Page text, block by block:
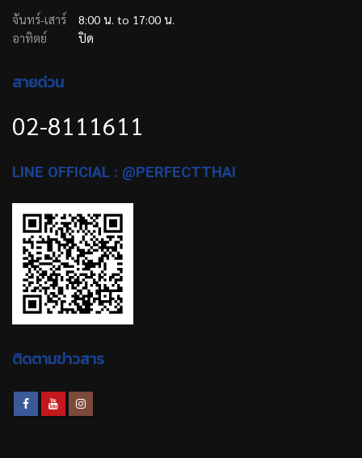
จันทร์-เสาร์
8:00 น. to 17:00 น.
อาทิตย์
ปิด
สายด่วน
02-8111611
LINE OFFICIAL : @PERFECTTHAI
ติดตามข่าวสาร